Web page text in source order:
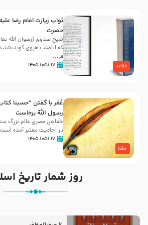
عقاید
ثواب زیارت امام رضا
حضرت
شیخ صدوق (رضوان الله
که اباصلت هروی
فر...
۱۷ /۰۵/ ۱۴۰۵
خلفا
عُمَر با گفتن “حسبنا
رسول اللّه برخاست
در احادیث معتبر آمده
۱۷ /۰۵/ ۱۴۰۵
روز شمار تاریخ